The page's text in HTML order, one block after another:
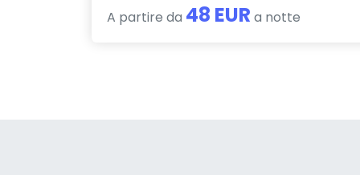
A partire da 48 EUR a notte